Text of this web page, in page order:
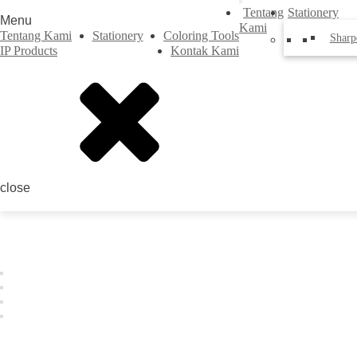
Menu
Tentang Kami
Stationery
Coloring Tools
IP Products
Kontak Kami
close
Tentang
Kami
Stationery